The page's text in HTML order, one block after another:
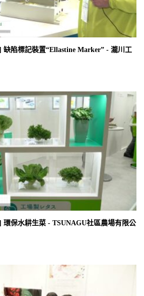
缺陷標記裝置“Ellastine Marker” - 瀧川工
環保水耕生菜 - TSUNAGU社區農場有限公